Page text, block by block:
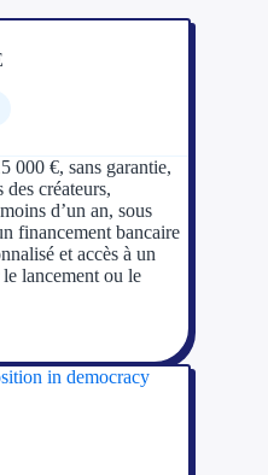
Aides Nationales
Recherche autonome
Accompagnement
000 €, sans garantie,
créateurs,
d’un an, sous
financement bancaire
et accès à un
lancement ou le
in democracy